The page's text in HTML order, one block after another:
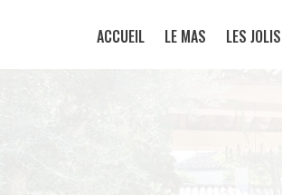
ACCUEIL LE MAS LES